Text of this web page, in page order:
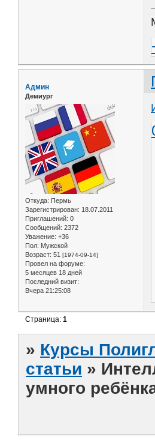
Админ
Демиург
Откуда: Пермь
Зарегистрирован: 18.07.2011
Приглашений: 0
Сообщений: 2372
Уважение: +36
Пол: Мужской
Возраст: 51 [1974-09-14]
Провел на форуме:
5 месяцев 18 дней
Последний визит:
Вчера 21:25:08
Страница:1
» Курсы
статьи »
умного